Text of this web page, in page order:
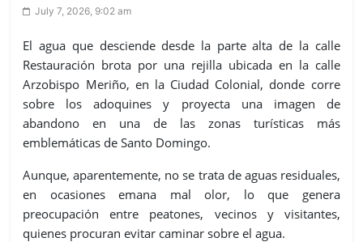
July 7, 2026, 9:02 am
El agua que desciende desde la parte alta de la calle
Restauración brota por una rejilla ubicada en la calle
Arzobispo Meriño, en la Ciudad Colonial, donde corre
sobre los adoquines y proyecta una imagen de
abandono en una de las zonas turísticas más
emblemáticas de Santo Domingo.
Aunque, aparentemente, no se trata de aguas residuales,
en ocasiones emana mal olor, lo que genera
preocupación entre peatones, vecinos y visitantes,
quienes procuran evitar caminar sobre el agua.